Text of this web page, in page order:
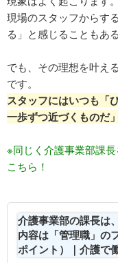
現場のスタッフからす
る」と感じることもあ
でも、その理想を叶え
です。
スタッフにはいつも「
一歩ずつ近づくものだ
※同じく介護事業部課
こちら！
介護事業部の課長は
内容は「管理職」の
ポイント）｜介護で